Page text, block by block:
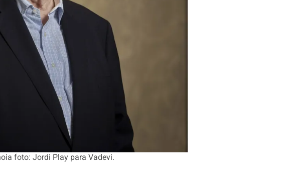
foto: Jordi Play para Vadevi.